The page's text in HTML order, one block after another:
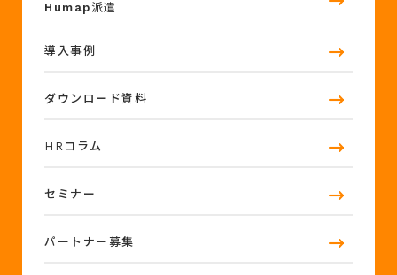
Humap 派遣
導入事例
ダウンロード資料
HRコラム
セミナー
パートナー募集